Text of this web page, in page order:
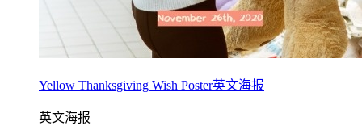
Yellow Thanksgiving Wish Poster英文海报
英文海报